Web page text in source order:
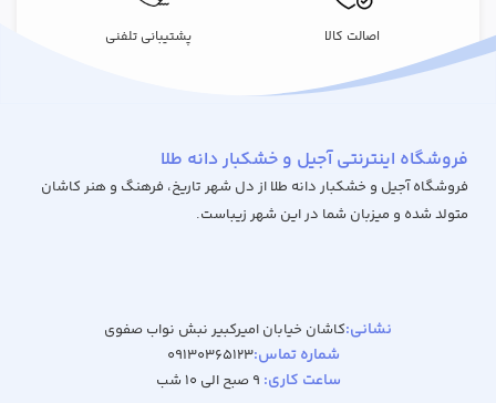
اصالت کالا پشتیبانی تلفنی
فروشگاه اینترنتی آجیل و خشکبار دانه طلا
فروشگاه آجیل و خشکبار دانه طلا از دل شهر تاریخ، فرهنگ و هنر کاشان
متولد شده و میزبان شما در این شهر زیباست.
نشانی:کاشان خیابان امیرکبیر نبش نواب صفوی
شماره تماس:09130365123
ساعت کاری: 9 صبح الی 10 شب